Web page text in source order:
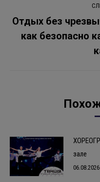
️Отдых без
как безопасно
зале
06.08.2026